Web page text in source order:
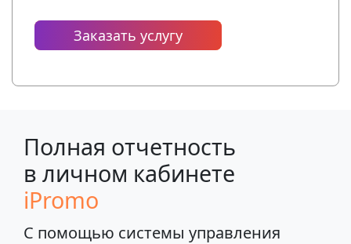
Заказать услугу
Полная отчетность
в личном кабинете
iPromo
С помощью системы управления